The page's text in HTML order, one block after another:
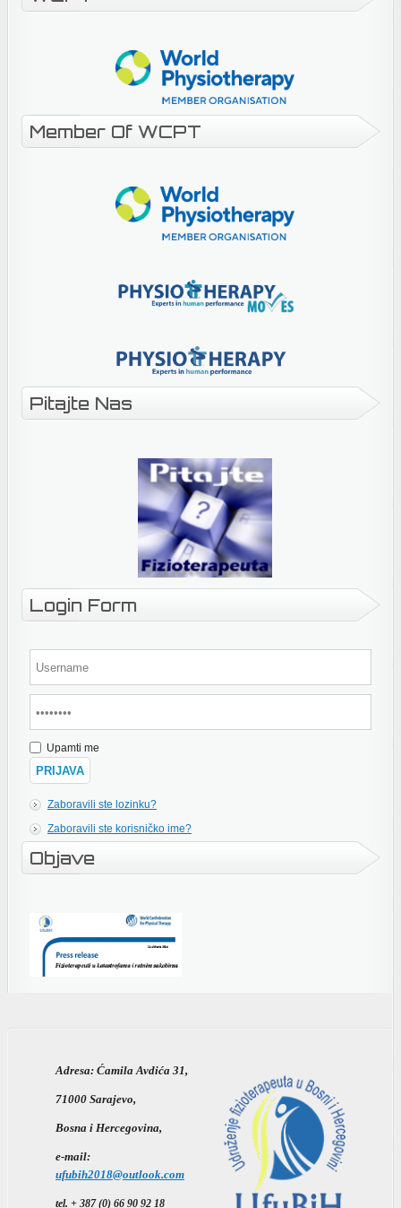
Member Of WCPT
Pitajte Nas
Login Form
Upamti me
Zaboravili ste lozinku?
Zaboravili ste korisničko ime?
Objave
Adresa: Ćamila Avdića 31,
71000 Sarajevo,
Bosna i Hercegovina,
e-mail:
ufubih2018@outlook.com
tel. + 387 (0) 66 90 92 18